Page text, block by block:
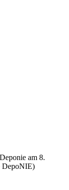
am 8.
DepoNIE)